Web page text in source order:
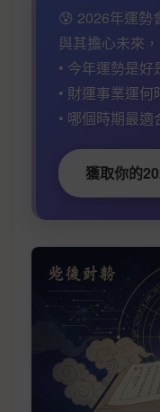
😰 2026年運勢
與其擔心未來
• 今年運勢是好
• 財運事業運何
• 哪個時期最適
獲取你的